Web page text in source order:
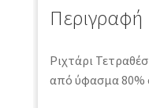
Περιγραφή
Ριχτάρι
από ύφασμα 80%